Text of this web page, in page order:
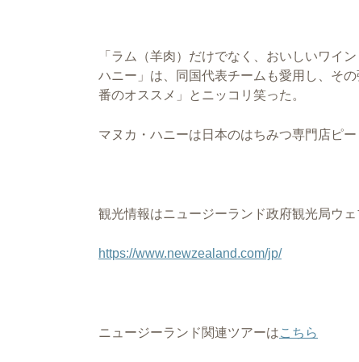
「ラム（羊肉）だけでなく、おいしいワイ
ハニー」は、同国代表チームも愛用し、そ
番のオススメ」とニッコリ笑った。
マヌカ・ハニーは日本のはちみつ専門店ピー
観光情報はニュージーランド政府観光局ウェ
https://www.newzealand.com/jp/
ニュージーランド関連ツアーはこちら